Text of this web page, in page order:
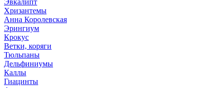
Эвкалипт
Хризантемы
Анна Королевская
Эрингиум
Крокус
Ветки, коряги
Тюльпаны
Дельфиниумы
Каллы
Гиацинты